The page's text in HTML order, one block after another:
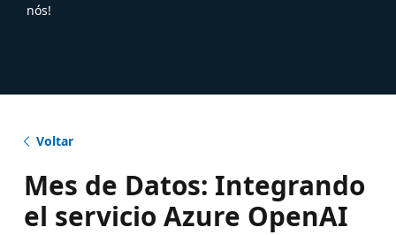
nós!
Voltar
Mes de Datos: Integrando
el servicio Azure OpenAI